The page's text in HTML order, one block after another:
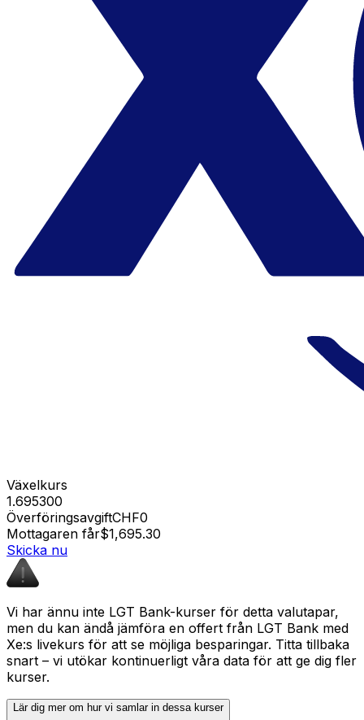
Växelkurs
1.695300
ÖverföringsavgiftCHF0
Mottagaren får$1,695.30
Skicka nu
Vi har ännu inte LGT Bank-kurser för detta valutapar,
men du kan ändå jämföra en offert från LGT Bank med
Xe:s livekurs för att se möjliga besparingar. Titta tillbaka
snart – vi utökar kontinuerligt våra data för att ge dig fler
kurser.
Lär dig mer om hur vi samlar in dessa kurser